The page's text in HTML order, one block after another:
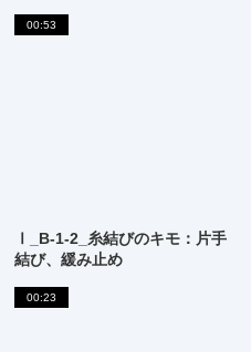
00:53
Ⅰ_B-1-2_糸結びのキモ：片手
結び、緩み止め
00:23